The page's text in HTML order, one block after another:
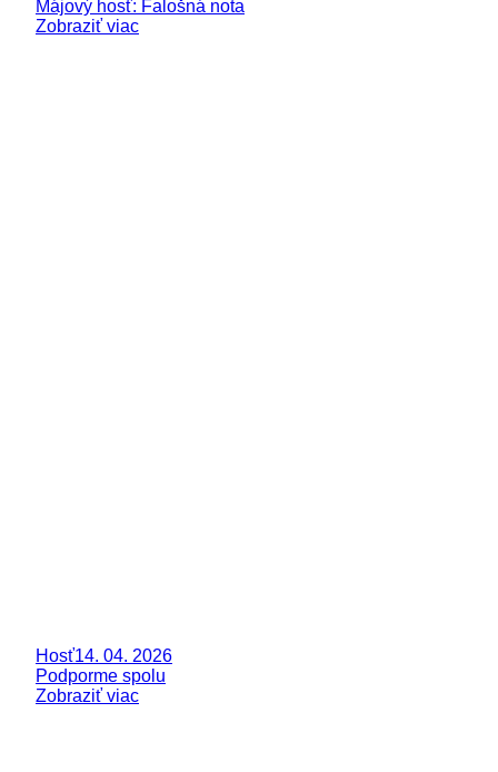
Májový hosť: Falošná nota
Zobraziť viac
Hosť14. 04. 2026
Podporme spolu
Zobraziť viac